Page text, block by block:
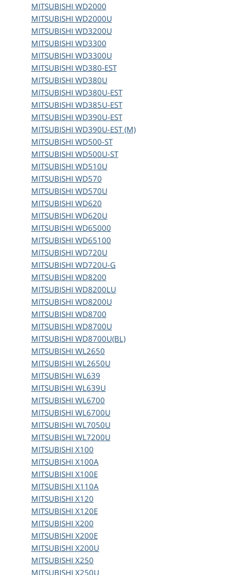
MITSUBISHI WD2000
MITSUBISHI WD2000U
MITSUBISHI WD3200U
MITSUBISHI WD3300
MITSUBISHI WD3300U
MITSUBISHI WD380-EST
MITSUBISHI WD380U
MITSUBISHI WD380U-EST
MITSUBISHI WD385U-EST
MITSUBISHI WD390U-EST
MITSUBISHI WD390U-EST (M)
MITSUBISHI WD500-ST
MITSUBISHI WD500U-ST
MITSUBISHI WD510U
MITSUBISHI WD570
MITSUBISHI WD570U
MITSUBISHI WD620
MITSUBISHI WD620U
MITSUBISHI WD65000
MITSUBISHI WD65100
MITSUBISHI WD720U
MITSUBISHI WD720U-G
MITSUBISHI WD8200
MITSUBISHI WD8200LU
MITSUBISHI WD8200U
MITSUBISHI WD8700
MITSUBISHI WD8700U
MITSUBISHI WD8700U(BL)
MITSUBISHI WL2650
MITSUBISHI WL2650U
MITSUBISHI WL639
MITSUBISHI WL639U
MITSUBISHI WL6700
MITSUBISHI WL6700U
MITSUBISHI WL7050U
MITSUBISHI WL7200U
MITSUBISHI X100
MITSUBISHI X100A
MITSUBISHI X100E
MITSUBISHI X110A
MITSUBISHI X120
MITSUBISHI X120E
MITSUBISHI X200
MITSUBISHI X200E
MITSUBISHI X200U
MITSUBISHI X250
MITSUBISHI X250U